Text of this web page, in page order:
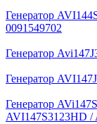
Генератор
0091549702
Генератор
Генератор
Генератор
AVI147S3123HD /